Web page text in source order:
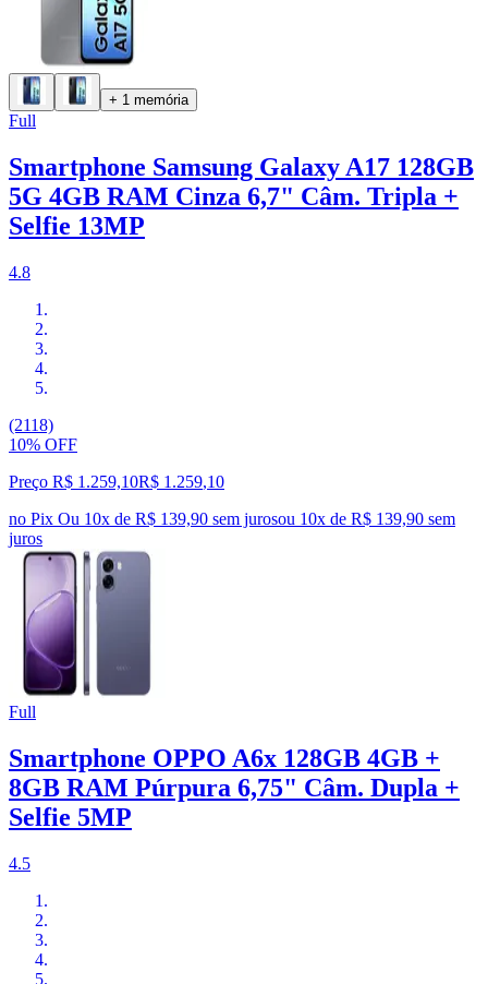
+ 1 memória
Full
Smartphone Samsung Galaxy A17 128GB
5G 4GB RAM Cinza 6,7" Câm. Tripla +
Selfie 13MP
4.8
(2118)
10% OFF
Preço R$ 1.259,10R$ 1.259,10
no Pix Ou 10x de R$ 139,90 sem jurosou 10x de R$ 139,90 sem
juros
Full
Smartphone OPPO A6x 128GB 4GB +
8GB RAM Púrpura 6,75" Câm. Dupla +
Selfie 5MP
4.5